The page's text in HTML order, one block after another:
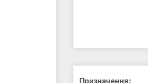
Призначення: